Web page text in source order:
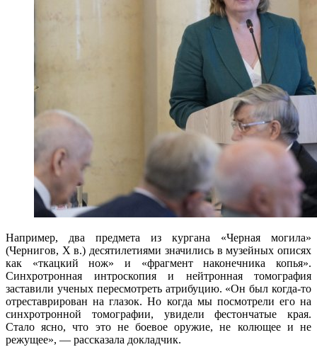
Например, два предмета из кургана «Черная могила»
(Чернигов, X в.) десятилетиями значились в музейных описях
как «ткацкий нож» и «фрагмент наконечника копья».
Синхротронная интроскопия и нейтронная томография
заставили ученых пересмотреть атрибуцию. «Он был когда-то
отреставрирован на глазок. Но когда мы посмотрели его на
синхротронной томографии, увидели фестончатые края.
Стало ясно, что это не боевое оружие, не колющее и не
режущее», — рассказала докладчик.